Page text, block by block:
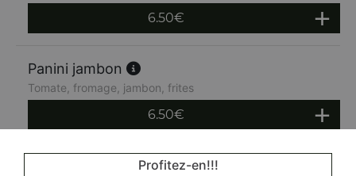
6.50€
Panini jambon
Tomate, fromage, jambon, frites
6.50€
Profitez-en!!!